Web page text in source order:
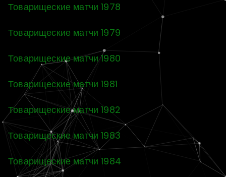
Товарищеские матчи 1978
Товарищеские матчи 1979
Товарищеские матчи 1980
Товарищеские матчи 1981
Товарищеские матчи 1982
Товарищеские матчи 1983
Товарищеские матчи 1984